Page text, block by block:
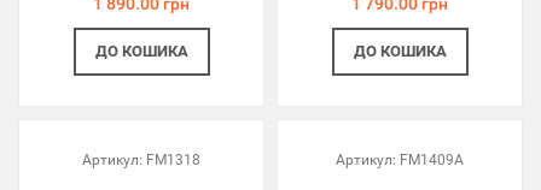
ДО КОШИКА ДО КОШИКА
Артикул: FM1318 Артикул: FM1409A